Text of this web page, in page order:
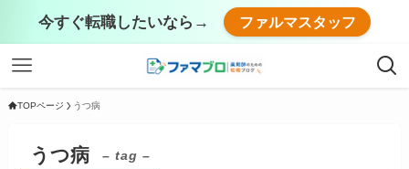
今すぐ転職したいなら→ ファルマスタッフ
TOPページ うつ病
うつ病 – tag –